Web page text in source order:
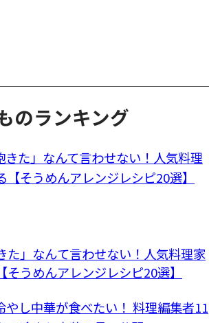
のランキング
た」なんて言わせない！人気料理家
そうめんアレンジレシピ20選】